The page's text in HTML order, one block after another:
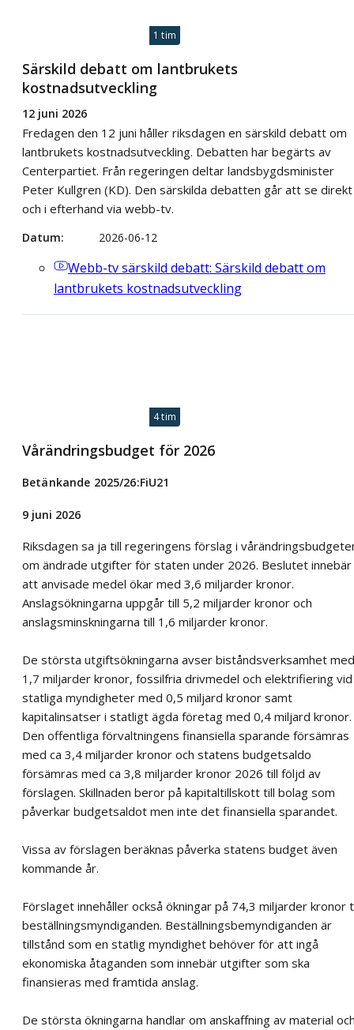
1 tim
Särskild debatt om lantbrukets
kostnadsutveckling
12 juni 2026
Fredagen den 12 juni håller riksdagen en särskild debatt om
lantbrukets kostnadsutveckling. Debatten har begärts av
Centerpartiet. Från regeringen deltar landsbygdsminister
Peter Kullgren (KD). Den särskilda debatten går att se direkt
och i efterhand via webb-tv.
Datum 2026-06-12
Webb-tvsärskild debatt: Särskild debatt om
lantbrukets kostnadsutveckling
4 tim
Vårändringsbudget för 2026
Betänkande 2025/26:FiU21
9 juni 2026
Riksdagen sa ja till regeringens förslag i
om ändrade utgifter för staten under 2026. Beslutet innebär
att anvisade medel ökar med 3,6 miljarder kronor.
Anslagsökningarna uppgår till 5,2 miljarder kronor och
anslagsminskningarna till 1,6 miljarder kronor.
De största utgiftsökningarna avser biståndsverksamhet med
1,7 miljarder kronor, fossilfria drivmedel och elektrifiering vid
statliga myndigheter med 0,5 miljard kronor samt
kapitalinsatser i statligt ägda företag med 0,4 miljard kronor.
Den offentliga förvaltningens finansiella sparande försämras
med ca 3,4 miljarder kronor och statens budgetsaldo
försämras med ca 3,8 miljarder kronor 2026 till följd av
förslagen. Skillnaden beror på kapitaltillskott till bolag som
påverkar budgetsaldot men inte det finansiella sparandet.
Vissa av förslagen beräknas påverka statens budget även
kommande år.
Förslaget innehåller också ökningar på 74,3 miljarder kronor
beställningsmyndiganden. Beställningsbemyndiganden är
tillstånd som en statlig myndighet behöver för att ingå
ekonomiska åtaganden som innebär utgifter som ska
finansieras med framtida anslag.
De största ökningarna handlar om anskaffning av material